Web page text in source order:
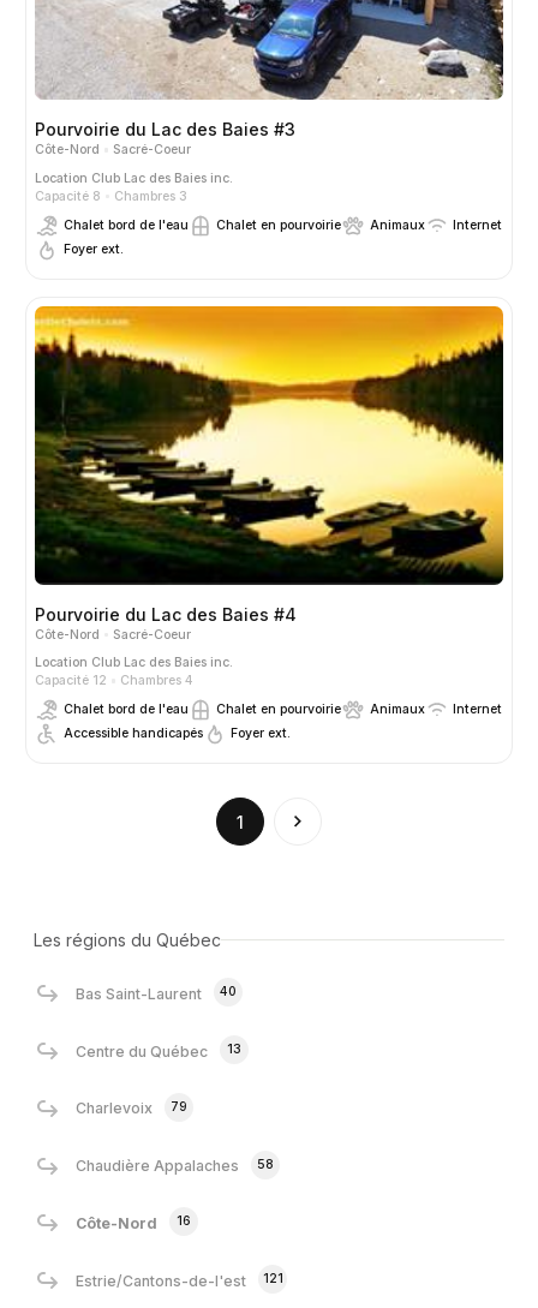
Pourvoirie du Lac des Baies #3
Côte-Nord
Sacré-Coeur
Location Club Lac des Baies inc.
Capacité 8
Chambres 3
Chalet bord de l'eau
Chalet en pourvoirie Animaux
Internet
Foyer ext.
Pourvoirie du Lac des Baies #4
Côte-Nord
Sacré-Coeur
Location Club Lac des Baies inc.
Capacité 12
Chambres 4
Chalet bord de l'eau
Chalet en pourvoirie Animaux
Internet
Accessible handicapés
Foyer ext.
1
(current)
Les régions du Québec
Bas Saint-Laurent 40
Centre du Québec 13
Charlevoix 79
Chaudière Appalaches 58
Côte-Nord 16
Estrie/Cantons-de-l'est 121